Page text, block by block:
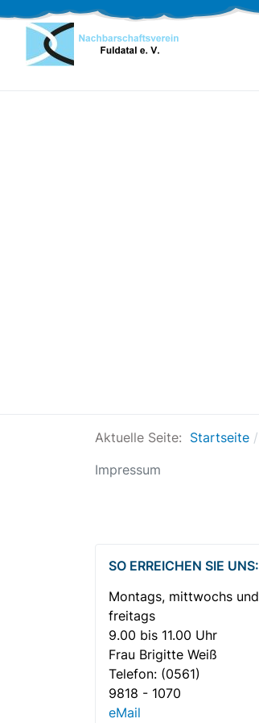
Aktuelle Seite: Startseite
Impressum
SO ERREICHEN SIE UNS:
Montags, mittwochs und
freitags
9.00 bis 11.00 Uhr
Frau Brigitte Weiß
Telefon: (0561)
9818 - 1070
eMail